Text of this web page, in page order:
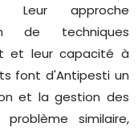
Leur approche
de techniques
et leur capacité à
font d'Antipesti un
et la gestion des
similaire,